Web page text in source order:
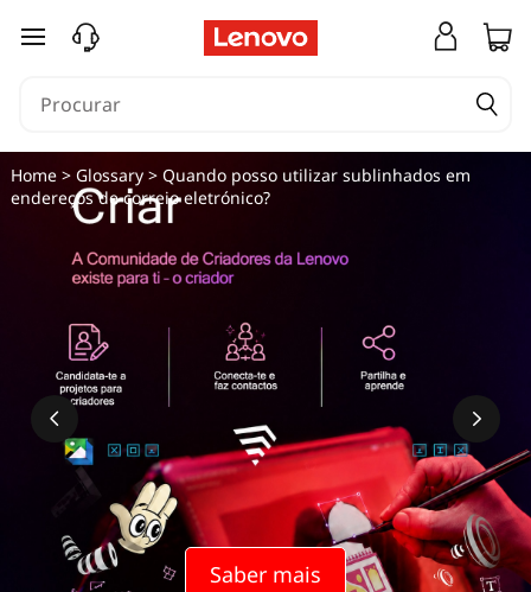
saltar para o conteúdo principal
Saber mais
Home> Glossary> Quando posso utilizar sublinhados em
endereços de correio eletrónico?